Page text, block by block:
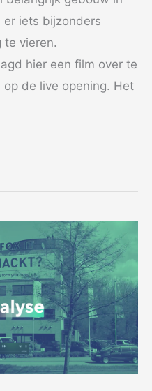
iets bijzonders
te vieren.
hier een film over te
de live opening. Het